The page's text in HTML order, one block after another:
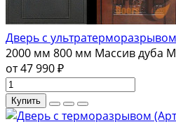
Дверь с
2000 мм 800 мм Массив дуба
от 47 990 ₽
Купить